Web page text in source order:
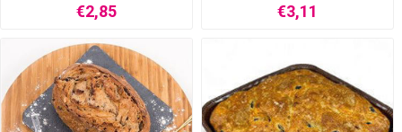
€2,85
€3,11